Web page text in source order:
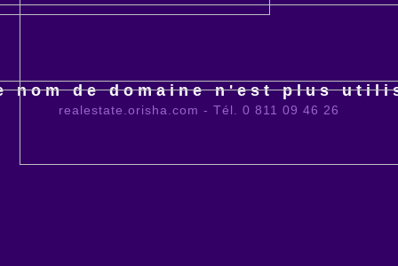
nom de domaine n'est plus
realestate.orisha.com - Tél. 0 811 09 46 26